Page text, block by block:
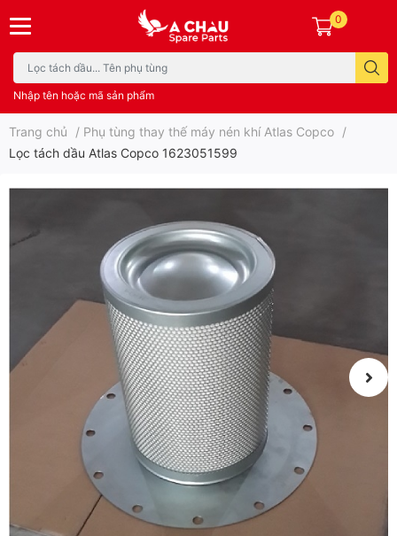
Nhập tên hoặc mã sản phẩm
0
Trang chủ / Phụ tùng thay thế máy nén khí Atlas Copco /
Lọc tách dầu Atlas Copco 1623051599